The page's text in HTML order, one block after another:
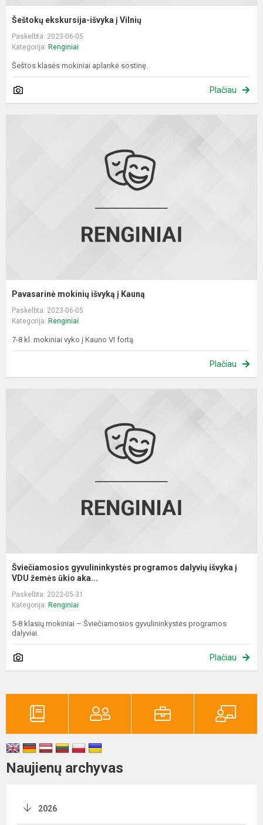
Šeštokų ekskursija-išvyka į Vilnių
Paskelbta: 2023-06-05
Kategorija: Renginiai
Šeštos klasės mokiniai aplankė sostinę.
Plačiau
Pavasarinė mokinių išvyką į Kauną
Paskelbta: 2023-06-05
Kategorija: Renginiai
7-8 kl. mokiniai vyko į Kauno VI fortą
Plačiau
Šviečiamosios gyvulininkystės programos dalyvių išvyka į
VDU žemės ūkio aka...
Paskelbta: 2022-05-31
Kategorija: Renginiai
5-8 klasių mokiniai – Šviečiamosios gyvulininkystės programos
dalyviai.
Plačiau
Naujienų archyvas
2026